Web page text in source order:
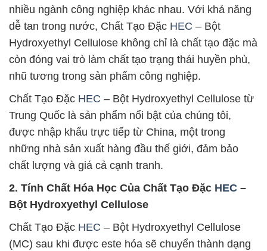
nhiều ngành công nghiệp khác nhau. Với khả năng
dễ tan trong nước, Chất Tạo Đặc HEC – Bột
Hydroxyethyl Cellulose không chỉ là chất tạo đặc mà
còn đóng vai trò làm chất tạo trạng thái huyền phù,
nhũ tương trong sản phẩm công nghiệp.
Chất Tạo Đặc HEC – Bột Hydroxyethyl Cellulose từ
Trung Quốc là sản phẩm nổi bật của chúng tôi,
được nhập khẩu trực tiếp từ China, một trong
những nhà sản xuất hàng đầu thế giới, đảm bảo
chất lượng và giá cả cạnh tranh.
2. Tính Chất Hóa Học Của Chất Tạo Đặc HEC –
Bột Hydroxyethyl Cellulose
Chất Tạo Đặc HEC – Bột Hydroxyethyl Cellulose
(MC) sau khi được este hóa sẽ chuyển thành dạng